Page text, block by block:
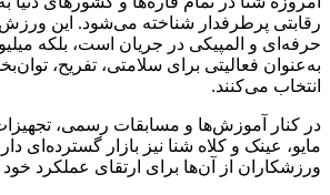
رقابتی پرطرفدار شناخته می‌شود. این
حرفه‌ای و المپیکی در جریان است، بلکه
به‌عنوان فعالیتی برای سلامتی، تفریح،
انتخاب می‌کنند.
در کنار آموزش‌ها و مسابقات رسمی،
مایو، عینک و کلاه شنا نیز بازار گسترده‌ای
ورزشکاران از آن‌ها برای ارتقای عملکرد